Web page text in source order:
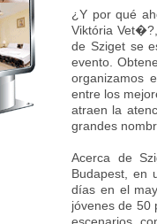
y
Budapest
Hotusa
de
¿Y por qué
Viktória
de Sziget se
evento.
organizamos
entre los
atraen la
grandes
Acerca de
Budapest, en
días en el
jóvenes de 50